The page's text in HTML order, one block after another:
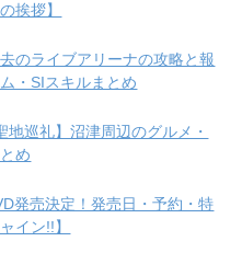
挨拶】
のライブアリーナの攻略と報
・SIスキルまとめ
地巡礼】沼津周辺のグルメ・
め
発売決定！発売日・予約・特
イン!!】